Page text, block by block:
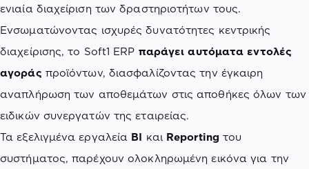
ενιαία διαχείριση των δραστηριοτήτων τους.
Ενσωματώνοντας ισχυρές δυνατότητες κεντρικής
διαχείρισης, το Soft1 ERP παράγει αυτόματα εντολές
αγοράς προϊόντων, διασφαλίζοντας την έγκαιρη
αναπλήρωση των αποθεμάτων στις αποθήκες όλων των
ειδικών συνεργατών της εταιρείας.
Τα εξελιγμένα εργαλεία BI και Reporting του
συστήματος, παρέχουν ολοκληρωμένη εικόνα για την